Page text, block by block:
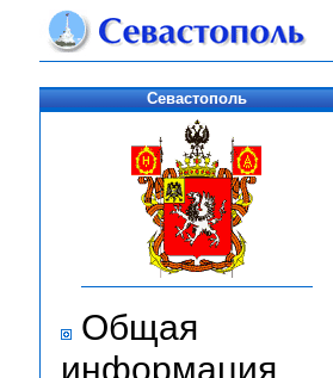
Севастополь
Общая
информация